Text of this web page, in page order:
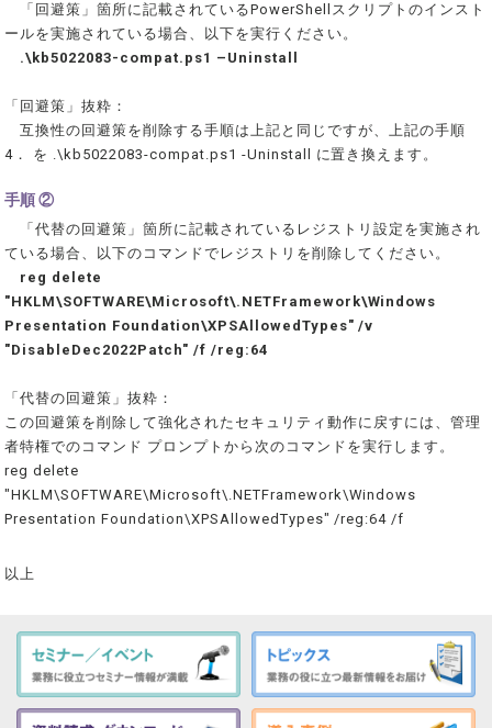
「回避策」箇所に記載されているPowerShellスクリプトのインスト
ールを実施されている場合、以下を実行ください。
.\kb5022083-compat.ps1 –Uninstall
「回避策」抜粋：
互換性の回避策を削除する手順は上記と同じですが、上記の手順
4． を .\kb5022083-compat.ps1 -Uninstall に置き換えます。
手順 ②
「代替の回避策」箇所に記載されているレジストリ設定を実施され
ている場合、以下のコマンドでレジストリを削除してください。
reg delete
"HKLM\SOFTWARE\Microsoft\.NETFramework\Windows
Presentation Foundation\XPSAllowedTypes" /v
"DisableDec2022Patch" /f /reg:64
「代替の回避策」抜粋：
この回避策を削除して強化されたセキュリティ動作に戻すには、管理
者特権でのコマンド プロンプトから次のコマンドを実行します。
reg delete
"HKLM\SOFTWARE\Microsoft\.NETFramework\Windows
Presentation Foundation\XPSAllowedTypes" /reg:64 /f
以上